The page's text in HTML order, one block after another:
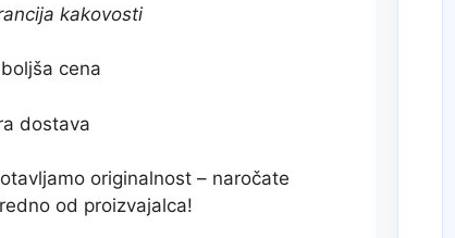
je
€78.00.
je:
kakovosti
cena
dostava
originalnost – naročate
od proizvajalca!